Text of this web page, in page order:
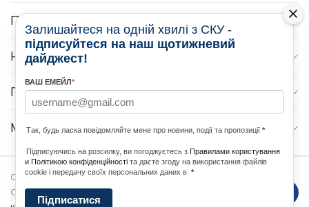
ПРО НАС
НОВИНИ
ПРОГРАМИ
МЕДІА КОНТАКТИ
Copyright © 2026 Ukrainian World
Congress. Powered byDForce
Залишайтеся на одній хвилі з СКУ -
підписуйтеся на наш щотижневий
дайджест!
ВАШ ЕМЕЙЛ*
Так, будь ласка повідомляйте мене про новини, події та пропозиції *
Підписуючись на розсилку, ви погоджуєтесь з Правилами користування
и Політикою конфіденційності та даєте згоду на використання файлів
cookie і передачу своїх персональних даних в *
Підписатися